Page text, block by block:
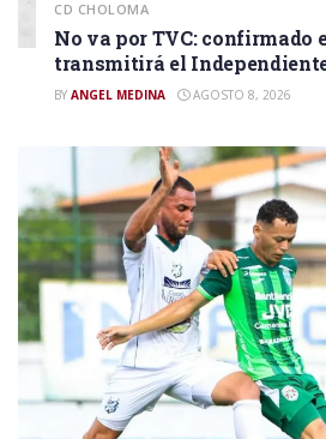
CD CHOLOMA
No va por TVC: confirmado
transmitirá el
BY ANGEL MEDINA AGOSTO 8, 2026